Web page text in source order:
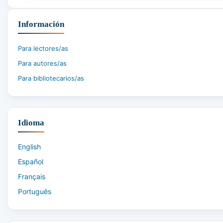
https://doi.org/10.1017/CBO9780511808678
OECD. (2021). Latin American Economic Outlook
Bucaramanga : Universidad Autonóma de
Plotnikov, D. (2020). Crime and Output: Theory and
dehttps://www.imf.org/en/Publications/WP/Issues/
48799
Información
Para lectores/as
Para autores/as
Para bibliotecarios/as
Idioma
English
Español
Français
Português